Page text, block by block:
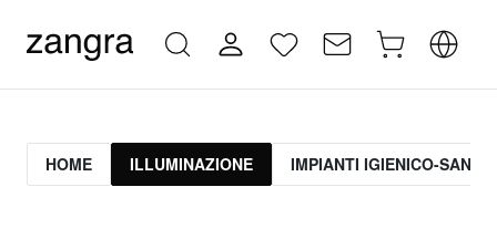
HOME ILLUMINAZIONE IMPIANTI IGIENICO-